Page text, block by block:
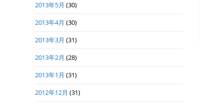
2013年5月 (30)
2013年4月 (30)
2013年3月 (31)
2013年2月 (28)
2013年1月 (31)
2012年12月 (31)